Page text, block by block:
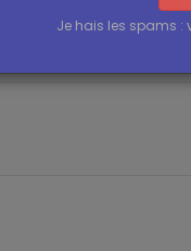
Je hais les spams :